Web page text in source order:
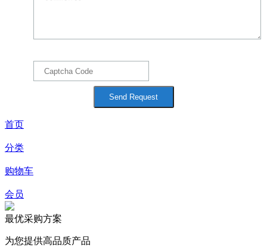
首页
分类
购物车
会员
最优采购方案
为您提供高品质产品